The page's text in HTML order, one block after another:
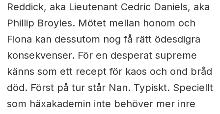
Reddick, aka Lieutenant Cedric Daniels, aka
Phillip Broyles. Mötet mellan honom och
Fiona kan dessutom nog få rätt ödesdigra
konsekvenser. För en desperat supreme
känns som ett recept för kaos och ond bråd
död. Först på tur står Nan. Typiskt. Speciellt
som häxakademin inte behöver mer inre